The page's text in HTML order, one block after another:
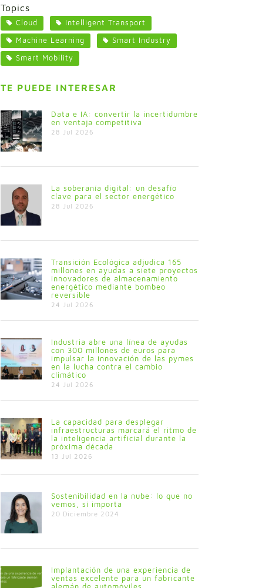
Topics
Cloud
Intelligent Transport
Machine Learning
Smart Industry
Smart Mobility
TE PUEDE INTERESAR
Data e IA: convertir la incertidumbre
en ventaja competitiva
28 Jul 2026
La soberanía digital: un desafío
clave para el sector energético
28 Jul 2026
Transición Ecológica adjudica 165
millones en ayudas a siete proyectos
innovadores de almacenamiento
energético mediante bombeo
reversible
24 Jul 2026
Industria abre una línea de ayudas
con 300 millones de euros para
impulsar la innovación de las pymes
en la lucha contra el cambio
climático
24 Jul 2026
La capacidad para desplegar
infraestructuras marcará el ritmo de
la inteligencia artificial durante la
próxima década
13 Jul 2026
Sostenibilidad en la nube: lo que no
vemos, sí importa
20 Diciembre 2024
Implantación de una experiencia de
ventas excelente para un fabricante